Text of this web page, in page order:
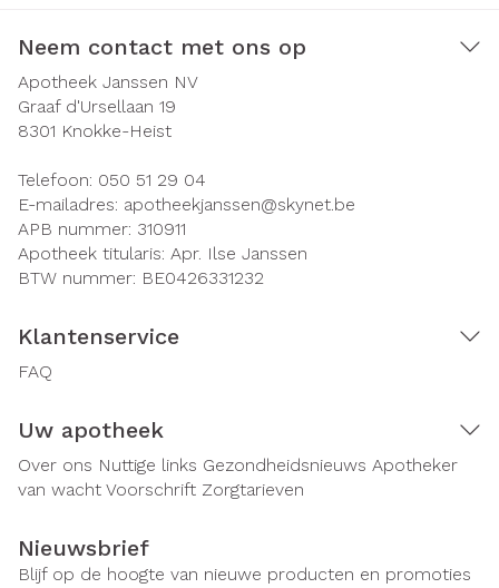
Neem contact met ons op
Apotheek Janssen NV
Graaf d'Ursellaan 19
8301 Knokke-Heist
Telefoon: 050 51 29 04
E-mailadres: apotheekjanssen@skynet.be
APB nummer: 310911
Apotheek titularis: Apr. Ilse Janssen
BTW nummer: BE0426331232
Klantenservice
FAQ
Uw apotheek
Over ons Nuttige links Gezondheidsnieuws Apotheker
van wacht Voorschrift Zorgtarieven
Nieuwsbrief
Blijf op de hoogte van nieuwe producten en promoties